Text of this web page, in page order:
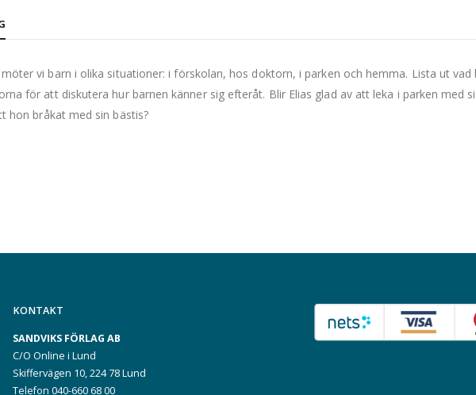
vi barn i olika situationer: i förskolan, hos doktorn, i parken och hemma. Lista ut vad
för att diskutera hur barnen känner sig efteråt. Blir Elias glad av att leka i parken med
hon bråkat med sin bästis?
KONTAKT
SANDVIKS FÖRLAG AB
C/O Online i Lund
Skiffervägen 10, 224 78 Lund
Telefon 040-660 68 00